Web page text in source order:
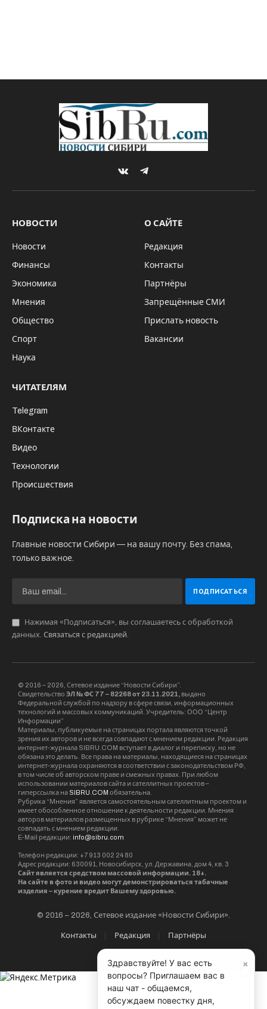
VKontakteTelegram
НОВОСТИ
Новости
Финансы
Экономика
Мнения
Общество
Спорт
Наука
О САЙТЕ
Редакция
Контакты
Партнёры
Запрещённые СМИ
Прислать новость
Вакансии
ЧИТАТЕЛЯМ
Telegram
ВКонтакте
Видео
Технологии
Происшествия
Подписка на новости
Главные новости Сибири — на вашу почту. Без спама,
только важное.
Нажимая «Подписаться», вы соглашаетесь с обработкой
данных. Связаться с редакцией.
© 2016 – 2026, Сетевое издание “Новости Сибири”.
Свидетельство ЭЛ № ФС 77 – 82268 от 23.11.2021, выдано
Федеральной службой по надзору в сфере связи, информационных
технологий и массовых коммуникаций. Учредитель: ООО “Центр
Информации”
Материалы, публикуемые на страницах портала являются точкой
зрения их авторов и не всегда совпадают с мнением редакции. Редакция
интернет-журнала SIBRU.COM вступает в диалог и переписку, но не
обязана это делать. Все права на материалы, находящиеся на страницах
интернет-журнала охраняются в соответствии с законодательством РФ,
в том числе об авторском праве и смежных правах. При любом
использовании материалов сайта и сателлитных проектов –
гиперссылка на SIBRU.COM обязательна.
Рубрика “Мнения” является самостоятельным сателлитным проектом и
имеет обособленное отношение к деятельности редакции. Мнения
авторов материалов размещенных в рубрике “Мнения” может не
совпадать с мнением редакции.
E-Mail редакции: info@sibru.com
Телефон редакции: +7 913 002 24 80
Адрес редакции: 630091, Новосибирск, ул. Державина, дом 4, кв. 3
Сайт является средством массовой информации. 18+.
На сайте в фото и видео могут демонстрироваться табачные
изделия – курение вредит Вашему здоровью.
© 2016 – 2026, Сетевое издание «Новости Сибири».
Контакты Редакция Партнёры
×
Здравствуйте! У вас есть
вопросы? Приглашаем вас в
наш чат - общаемся,
обсуждаем повестку дня,